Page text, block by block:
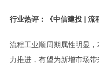
行业热评：《中信建投 | 流
流程工业顺周期属性明显
力推进，有望为新增市场